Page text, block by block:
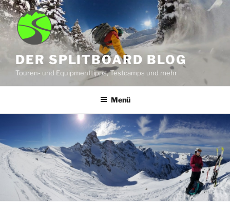
Zum
Inhalt
springen
DER SPLITBOARD BLOG
Touren- und Equipmenttipps, Testcamps und mehr
Menü